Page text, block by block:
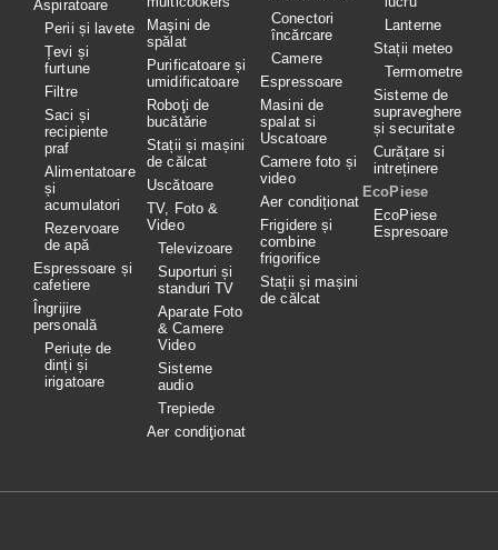
Aspiratoare
Perii și lavete
Țevi și
furtune
Filtre
Saci și
recipiente
praf
Alimentatoare
și
acumulatori
Rezervoare
de apă
Espressoare și
cafetiere
Îngrijire
personală
Periuțe de
dinți și
irigatoare
Maşini de
spălat
Purificatoare și
umidificatoare
Roboţi de
bucătărie
Stații și mașini
de călcat
Uscătoare
TV, Foto &
Video
Televizoare
Suporturi și
standuri TV
Aparate Foto
& Camere
Video
Sisteme
audio
Trepiede
Aer condiţionat
Conectori
încărcare
Camere
Espressoare
Masini de
spalat si
Uscatoare
Camere foto și
video
Aer condiționat
Frigidere și
combine
frigorifice
Stații și mașini
de călcat
Lanterne
Stații meteo
Termometre
Sisteme de
supraveghere
și securitate
Curățare si
intreținere
EcoPiese
EcoPiese
Espresoare